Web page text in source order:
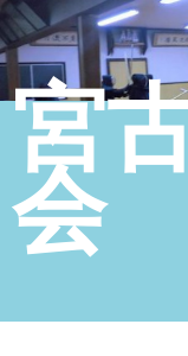
宮
会
コンテンツへ移動